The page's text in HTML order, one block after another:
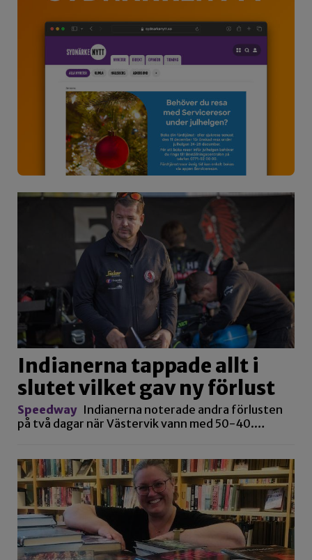
Indianerna tappade allt i
slutet vilket gav ny förlust
Speedway Indianerna noterade andra förlusten
på två dagar när Västervik vann med 50-40.…